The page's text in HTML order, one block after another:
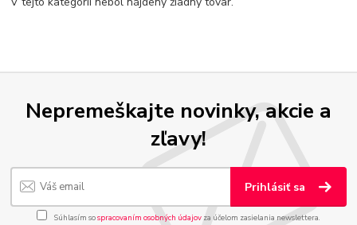
Nepremeškajte novinky, akcie a
zľavy!
Prihlásiť sa
Súhlasím sospracovaním osobných údajov za účelom zasielania newslettera.